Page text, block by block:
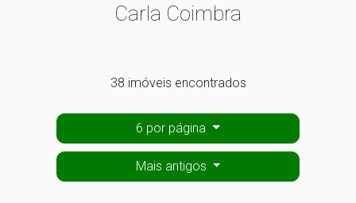
Carla Coimbra
38 imóveis encontrados
6 por página
Mais antigos